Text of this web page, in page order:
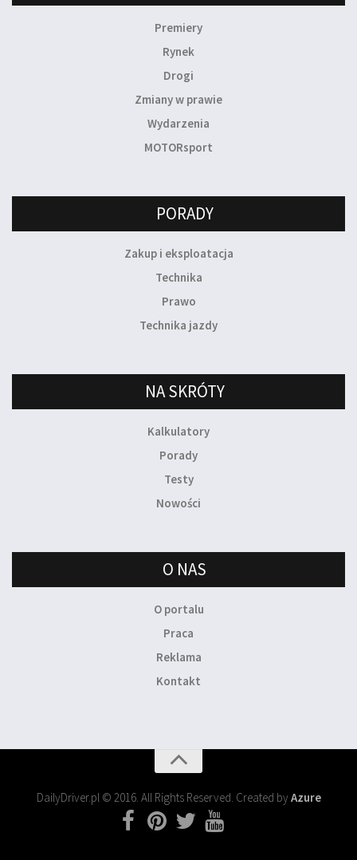
Premiery
Rynek
Drogi
Zmiany w prawie
Wydarzenia
MOTORsport
PORADY
Zakup i eksploatacja
Technika
Prawo
Technika jazdy
NA SKRÓTY
Kalkulatory
Porady
Testy
Nowości
O NAS
O portalu
Praca
Reklama
Kontakt
DailyDriver.pl © 2016. All Rights Reserved. Created byAzure